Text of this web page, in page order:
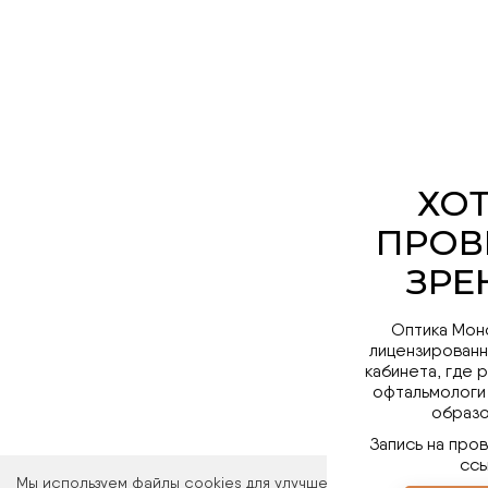
Мы используем файлы cookies для улучшения работы сайта.
Оптика
кабинета, где
Запись на